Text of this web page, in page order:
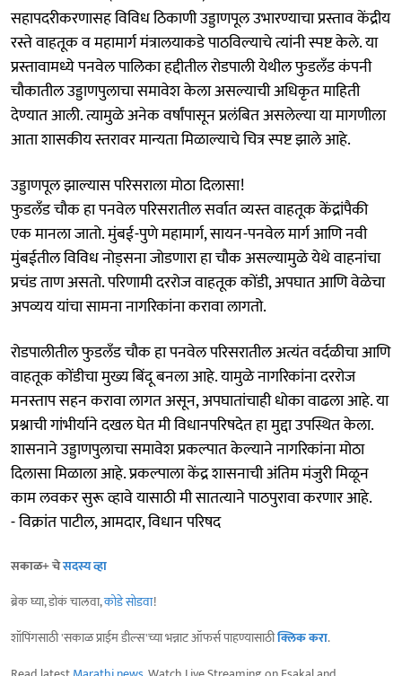
सहापदरीकरणासह विविध ठिकाणी उड्डाणपूल उभारण्याचा प्रस्ताव केंद्रीय
रस्ते वाहतूक व महामार्ग मंत्रालयाकडे पाठविल्याचे त्यांनी स्पष्ट केले. या
प्रस्तावामध्ये पनवेल पालिका हद्दीतील रोडपाली येथील फुडलँड कंपनी
चौकातील उड्डाणपुलाचा समावेश केला असल्याची अधिकृत माहिती
देण्यात आली. त्यामुळे अनेक वर्षांपासून प्रलंबित असलेल्या या मागणीला
आता शासकीय स्तरावर मान्यता मिळाल्याचे चित्र स्पष्ट झाले आहे.
उड्डाणपूल झाल्यास परिसराला मोठा दिलासा!
फुडलँड चौक हा पनवेल परिसरातील सर्वात व्यस्त वाहतूक केंद्रांपैकी
एक मानला जातो. मुंबई-पुणे महामार्ग, सायन-पनवेल मार्ग आणि नवी
मुंबईतील विविध नोड्सना जोडणारा हा चौक असल्यामुळे येथे वाहनांचा
प्रचंड ताण असतो. परिणामी दररोज वाहतूक कोंडी, अपघात आणि वेळेचा
अपव्यय यांचा सामना नागरिकांना करावा लागतो.
रोडपालीतील फुडलँड चौक हा पनवेल परिसरातील अत्यंत वर्दळीचा आणि
वाहतूक कोंडीचा मुख्य बिंदू बनला आहे. यामुळे नागरिकांना दररोज
मनस्ताप सहन करावा लागत असून, अपघातांचाही धोका वाढला आहे. या
प्रश्नाची गांभीर्याने दखल घेत मी विधानपरिषदेत हा मुद्दा उपस्थित केला.
शासनाने उड्डाणपुलाचा समावेश प्रकल्पात केल्याने नागरिकांना मोठा
दिलासा मिळाला आहे. प्रकल्पाला केंद्र शासनाची अंतिम मंजुरी मिळून
काम लवकर सुरू व्हावे यासाठी मी सातत्याने पाठपुरावा करणार आहे.
- विक्रांत पाटील, आमदार, विधान परिषद
सकाळ+ चेसदस्य व्हा
ब्रेक घ्या, डोकं चालवा,कोडे सोडवा!
शॉपिंगसाठी 'सकाळ प्राईम डील्स'च्या भन्नाट ऑफर्स पाहण्यासाठीक्लिक करा.